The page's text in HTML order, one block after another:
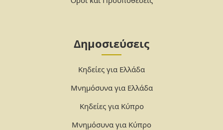
Δημοσιεύσεις
Κηδείες για Ελλάδα
Μνημόσυνα για Ελλάδα
Κηδείες για Κύπρο
Μνημόσυνα για Κύπρο